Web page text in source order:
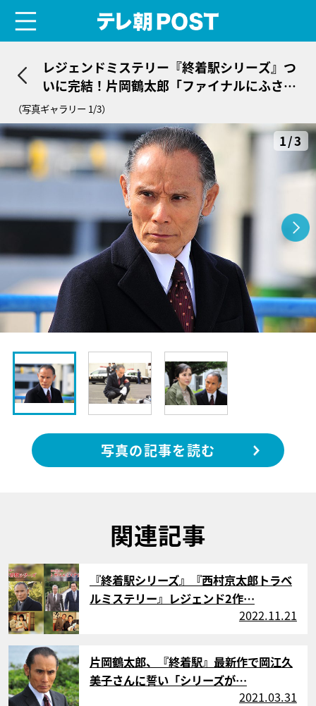
レジェンドミステリー『終着駅シリーズ』つ
いに完結！片岡鶴太郎「ファイナルにふさわ
しい物語」
（写真ギャラリー 1/3）
1/3
写真の記事を読む
関連記事
サムネイル
『終着駅シリーズ』『西村京太郎トラベ
ルミステリー』レジェンド2作…
2022.11.21
サムネイル
片岡鶴太郎、『終着駅』最新作で岡江久
美子さんに誓い「シリーズが…
2021.03.31